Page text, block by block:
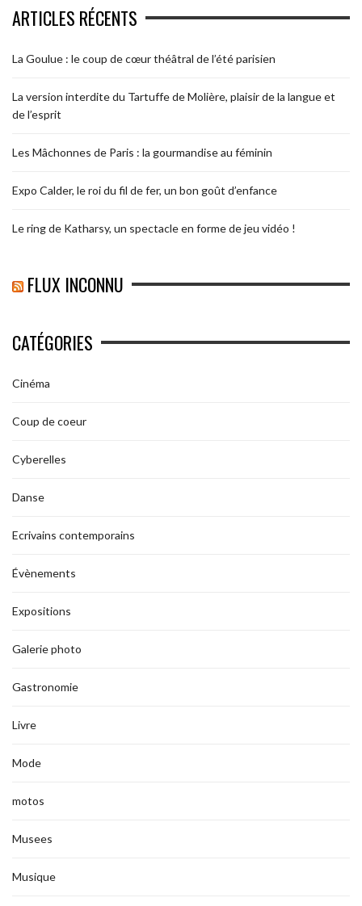
ARTICLES RÉCENTS
La Goulue : le coup de cœur théâtral de l’été parisien
La version interdite du Tartuffe de Molière, plaisir de la langue et
de l’esprit
Les Mâchonnes de Paris : la gourmandise au féminin
Expo Calder, le roi du fil de fer, un bon goût d’enfance
Le ring de Katharsy, un spectacle en forme de jeu vidéo !
FLUX INCONNU
CATÉGORIES
Cinéma
Coup de coeur
Cyberelles
Danse
Ecrivains contemporains
Évènements
Expositions
Galerie photo
Gastronomie
Livre
Mode
motos
Musees
Musique